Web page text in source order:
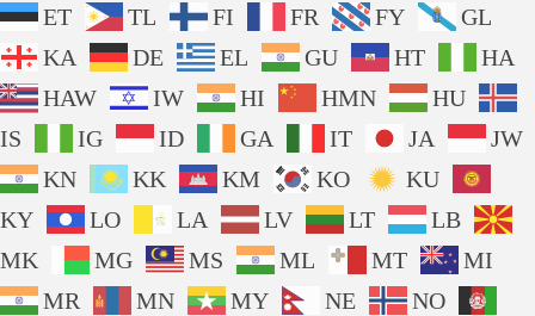
ET
TL FI FR FY
GL
KA
DE EL GU HT
HA
HAW
IW HI HMN
HU
IS
IG ID GA IT JA
JW
KN
KK KM KO
KU
KY
LO LA LV LT
LB
MK
MG MS ML MT
MI
MR
MN MY NE NO